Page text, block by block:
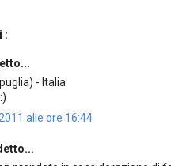
:
- Italia
alle ore 16:44